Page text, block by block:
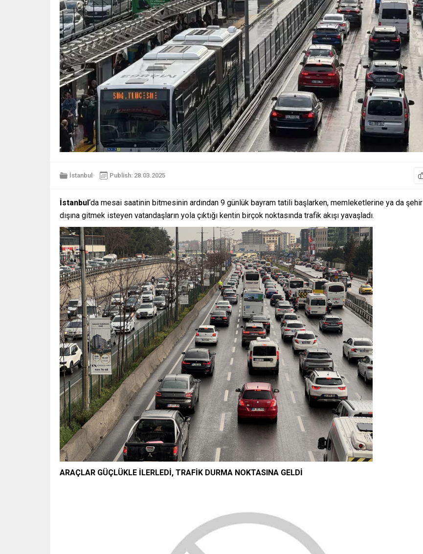
İstanbul Publish: 28.03.2025
İstanbul‘da mesai saatinin bitmesinin ardından 9 günlük bayram tatili başlarken, memleketlerine ya da şehir
dışına gitmek isteyen vatandaşların yola çıktığı kentin birçok noktasında trafik akışı yavaşladı.
ARAÇLAR GÜÇLÜKLE İLERLEDİ, TRAFİK DURMA NOKTASINA GELDİ